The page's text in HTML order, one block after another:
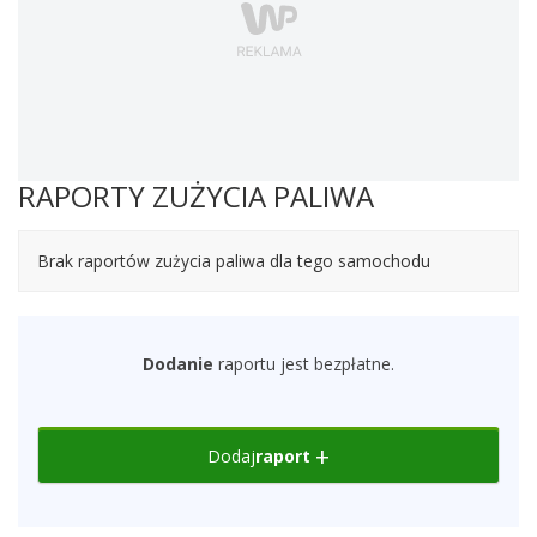
RAPORTY ZUŻYCIA PALIWA
Brak raportów zużycia paliwa dla tego samochodu
Dodanie raportu jest bezpłatne.
Dodajraport